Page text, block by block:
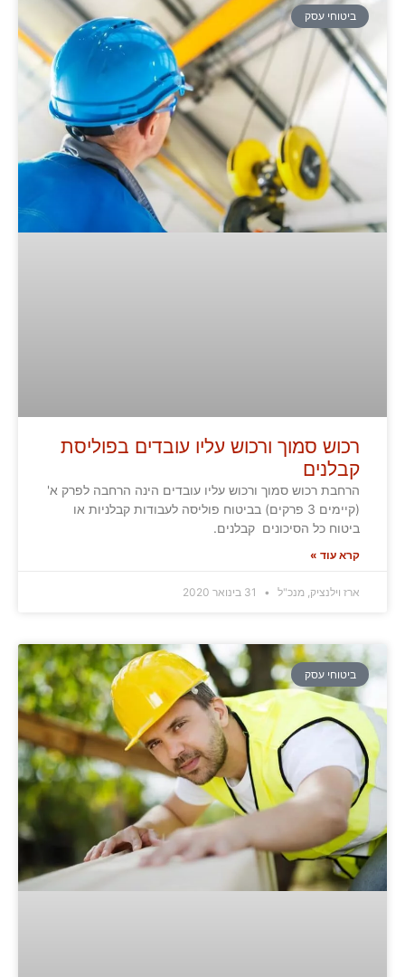
ביטוחי עסק
רכוש סמוך ורכוש עליו עובדים בפוליסת
קבלנים
הרחבת רכוש סמוך ורכוש עליו עובדים הינה הרחבה לפרק א'
(קיימים 3 פרקים) בביטוח פוליסה לעבודות קבלניות או
ביטוח כל הסיכונים קבלנים.
קרא עוד »
ארז וילנציק, מנכ"ל
ביטוחי עסק